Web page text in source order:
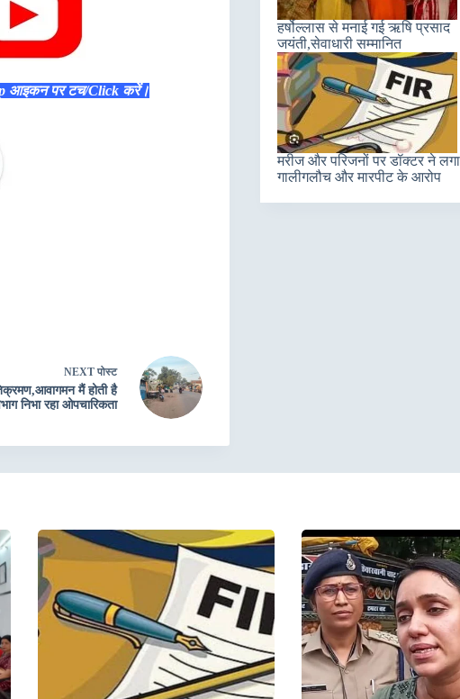
आइकन पर टच/Click करें।
NEXT पोस्ट
मैं होती है
निभा रहा ओपचारिकता
हर्षोल्लास से मनाई गई ऋषि प्रसाद
जयंती,सेवाधारी सम्मानित
मरीज और परिजनों पर डॉक्टर ने
गालीगलौच और मारपीट के आरोप